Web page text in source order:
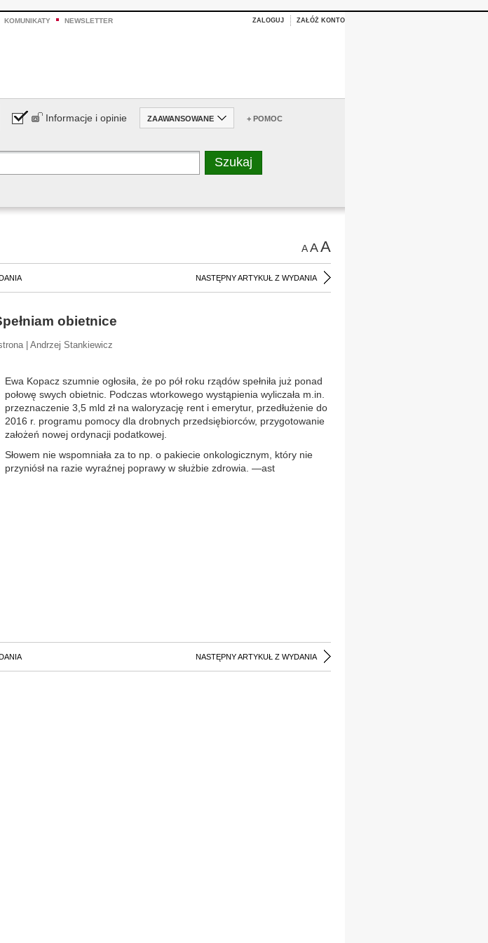
KOMUNIKATY NEWSLETTER ZALOGUJ ZAŁÓŻ KONTO
Informacje i opinie ZAAWANSOWANE + POMOC
AAA
NASTĘPNY ARTYKUŁ Z WYDANIA
obietnice
| Andrzej Stankiewicz
Ewa Kopacz szumnie ogłosiła, że po pół roku rządów spełniła już ponad
połowę swych obietnic. Podczas wtorkowego wystąpienia wyliczała m.in.
przeznaczenie 3,5 mld zł na waloryzację rent i emerytur, przedłużenie do
2016 r. programu pomocy dla drobnych przedsiębiorców, przygotowanie
założeń nowej ordynacji podatkowej.
Słowem nie wspomniała za to np. o pakiecie onkologicznym, który nie
przyniósł na razie wyraźnej poprawy w służbie zdrowia. —ast
NASTĘPNY ARTYKUŁ Z WYDANIA